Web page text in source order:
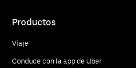
Productos
Viaje
Conduce con la app de Uber